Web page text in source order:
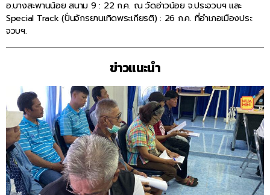
อ.บางสะพานน้อย สนาม 9 : 22 ก.ค. ณ วัดอ่าวน้อย จ.ประจวบฯ และ
Special Track (ปั่นจักรยานเทิดพระเกียรติ) : 26 ก.ค. ที่อำเภอเมืองประ
จวบฯ.
ข่าวแนะนำ